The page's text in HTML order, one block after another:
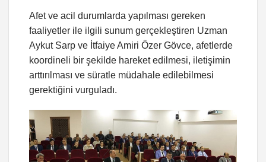
Afet ve acil durumlarda yapılması gereken
faaliyetler ile ilgili sunum gerçekleştiren Uzman
Aykut Sarp ve İtfaiye Amiri Özer Gövce, afetlerde
koordineli bir şekilde hareket edilmesi, iletişimin
arttırılması ve süratle müdahale edilebilmesi
gerektiğini vurguladı.